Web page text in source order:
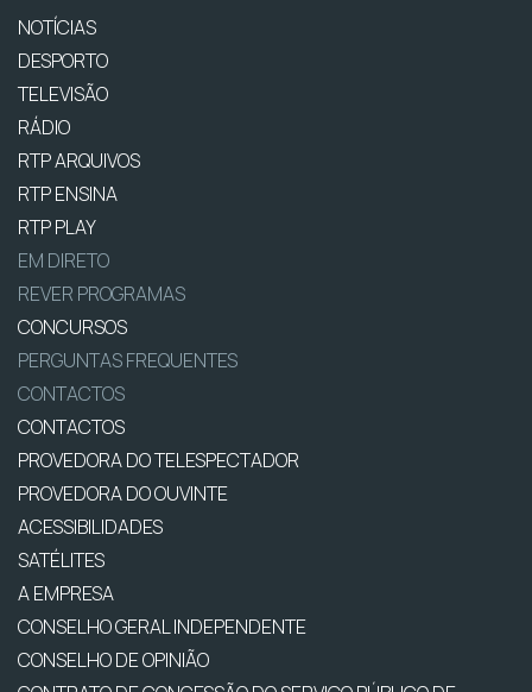
NOTÍCIAS
DESPORTO
TELEVISÃO
RÁDIO
RTP ARQUIVOS
RTP ENSINA
RTP PLAY
EM DIRETO
REVER PROGRAMAS
CONCURSOS
PERGUNTAS FREQUENTES
CONTACTOS
CONTACTOS
PROVEDORA DO TELESPECTADOR
PROVEDORA DO OUVINTE
ACESSIBILIDADES
SATÉLITES
A EMPRESA
CONSELHO GERAL INDEPENDENTE
CONSELHO DE OPINIÃO